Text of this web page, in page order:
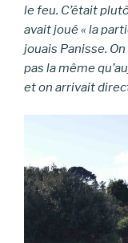
le feu. C’était
avait joué « la
jouais Panisse.
pas la même
et on arrivait